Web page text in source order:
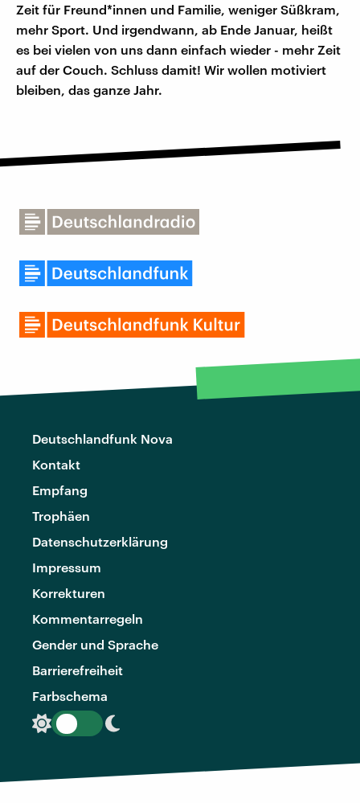
Zeit für Freund*innen und Familie, weniger Süßkram,
mehr Sport. Und irgendwann, ab Ende Januar, heißt
es bei vielen von uns dann einfach wieder - mehr Zeit
auf der Couch. Schluss damit! Wir wollen motiviert
bleiben, das ganze Jahr.
Deutschlandfunk Nova
Kontakt
Empfang
Trophäen
Datenschutzerklärung
Impressum
Korrekturen
Kommentarregeln
Gender und Sprache
Barrierefreiheit
Farbschema